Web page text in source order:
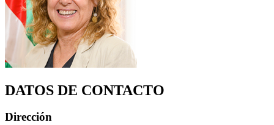
DATOS DE CONTACTO
Dirección